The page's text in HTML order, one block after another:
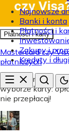
Najnowsze
Banki i konta
Płatności i
Zakupy i
Kredyty i długi
Płatności i karty
Mastercard czy
płatniczych
Mastercard czy
wyborze karty:
nie przepłacaj!